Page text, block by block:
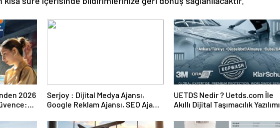
2026
Serjoy : Dijital Medya Ajansı,
Google Reklam Ajansı, SEO Ajansı
UETDS Nedir ? Uetds.com İle
Akıllı Dijital Taşımacılık Yazılımı